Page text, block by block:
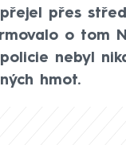
přes
o tom
nebyl
hmot.